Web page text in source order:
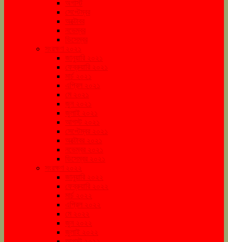
অগাস্ট
সেপ্টেম্বর
অক্টোবর
নভেম্বর
ডিসেম্বর
সংরক্ষণ ২০২১
জানুয়ারি ২০২১
ফেব্রুয়ারি ২০২১
মার্চ ২০২১
এপ্রিল ২০২১
মে ২০২১
জুন ২০২১
জুলাই ২০২১
আগস্ট ২০২১
সেপ্টেম্বর ২০২১
অক্টোবর ২০২১
নভেম্বর ২০২১
ডিসেম্বর ২০২১
সংরক্ষণ ২০২২
জানুয়ারি ২০২২
ফেব্রুয়ারি ২০২২
মার্চ ২০২২
এপ্রিল ২০২২
মে ২০২২
জুন ২০২২
জুলাই ২০২২